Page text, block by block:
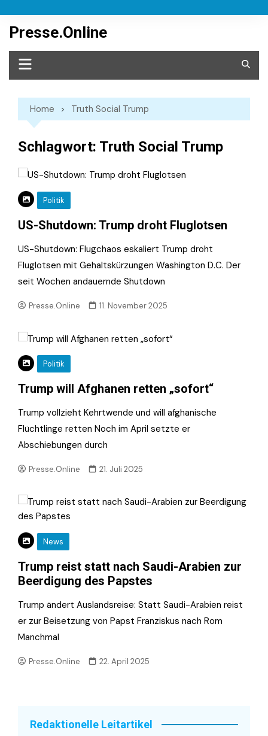
content
Presse.Online
Home Truth Social Trump
Schlagwort: Truth Social Trump
Politik
US-Shutdown: Trump droht Fluglotsen
US-Shutdown: Flugchaos eskaliert Trump droht
Fluglotsen mit Gehaltskürzungen Washington D.C. Der
seit Wochen andauernde Shutdown
Presse.Online 11. November 2025
Politik
Trump will Afghanen retten „sofort“
Trump vollzieht Kehrtwende und will afghanische
Flüchtlinge retten Noch im April setzte er
Abschiebungen durch
Presse.Online 21. Juli 2025
News
Trump reist statt nach Saudi-Arabien zur
Beerdigung des Papstes
Trump ändert Auslandsreise: Statt Saudi-Arabien reist
er zur Beisetzung von Papst Franziskus nach Rom
Manchmal
Presse.Online 22. April 2025
Redaktionelle Leitartikel